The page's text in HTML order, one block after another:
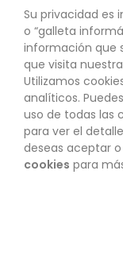
Su privacidad es
o “galleta
información que
que visita
Utilizamos
analíticos.
uso de todas las
para ver el
deseas aceptar o
cookies para